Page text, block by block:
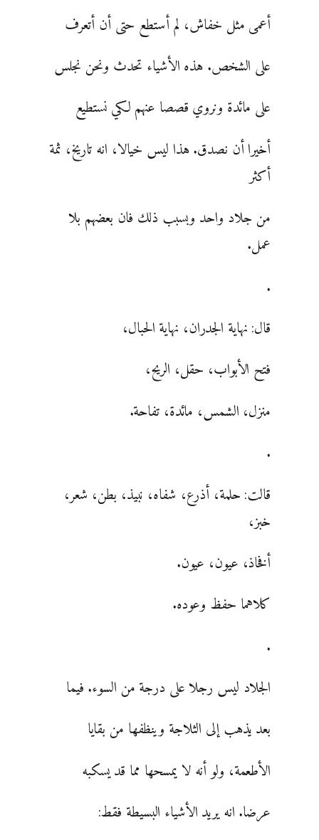
أعمى مثل خفاش، لم أستطع حتى أن أتعرف
على الشخص. هذه الأشياء تحدث ونحن نجلس
على مائدة ونروي قصصا عنهم لكي نستطيع
أخيرا أن نصدق. هذا ليس خيالا، انه تاريخ، ثمة
أكثر
من جلاد واحد وبسبب ذلك فان بعضهم بلا
عمل.
.
قال: نهاية الجدران، نهاية الحبال،
فتح الأبواب، حقل، الريح،
منزل، الشمس، مائدة، تفاحة.
.
قالت: حلمة، أذرع، شفاه، نبيذ، بطن، شعر،
خبز،
أفخاذ، عيون، عيون.
كلاهما حفظ وعوده.
.
الجلاد ليس رجلا على درجة من السوء. فيما
بعد يذهب إلى الثلاجة وينظفها من بقايا
الأطعمة، ولو أنه لا يمسحها مما قد يسكبه
عرضا. انه يريد الأشياء البسيطة فقط: